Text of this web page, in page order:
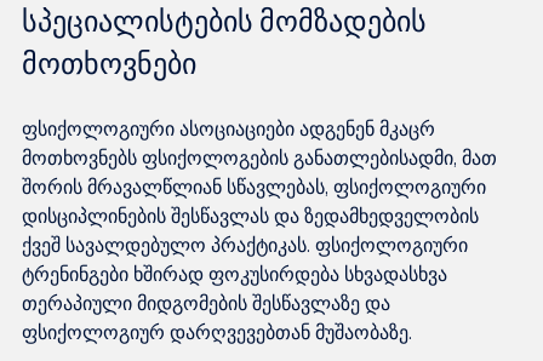
სპეციალისტების მომზადების
მოთხოვნები
ფსიქოლოგიური ასოციაციები ადგენენ მკაცრ
მოთხოვნებს ფსიქოლოგების განათლებისადმი, მათ
შორის მრავალწლიან სწავლებას, ფსიქოლოგიური
დისციპლინების შესწავლას და ზედამხედველობის
ქვეშ სავალდებულო პრაქტიკას. ფსიქოლოგიური
ტრენინგები ხშირად ფოკუსირდება სხვადასხვა
თერაპიული მიდგომების შესწავლაზე და